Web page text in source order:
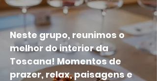
Neste grupo, reunimos o
melhor do interior da
Toscana! Momentos de
prazer, relax, paisagens e